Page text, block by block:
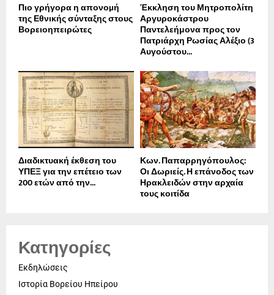
Πιο γρήγορα η απονοµή
της Εθνικής σύνταξης στους
Βορειοηπειρώτες
Έκκληση του Μητροπολίτη
Αργυροκάστρου
Παντελεήμονα προς τον
Πατριάρχη Ρωσίας Αλέξιο (3
Αυγούστου...
Διαδικτυακή έκθεση του
ΥΠΕΞ για την επέτειο των
200 ετών από την...
Κων. Παπαρρηγόπουλος:
Οι Δωριείς. Η επάνοδος των
Ηρακλειδών στην αρχαία
τους κοιτίδα
Κατηγορίες
Εκδηλώσεις
Ιστορία Βορείου Ηπείρου